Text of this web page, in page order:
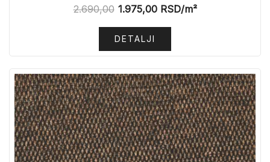
2.690,00 1.975,00RSD/m²
DETALJI